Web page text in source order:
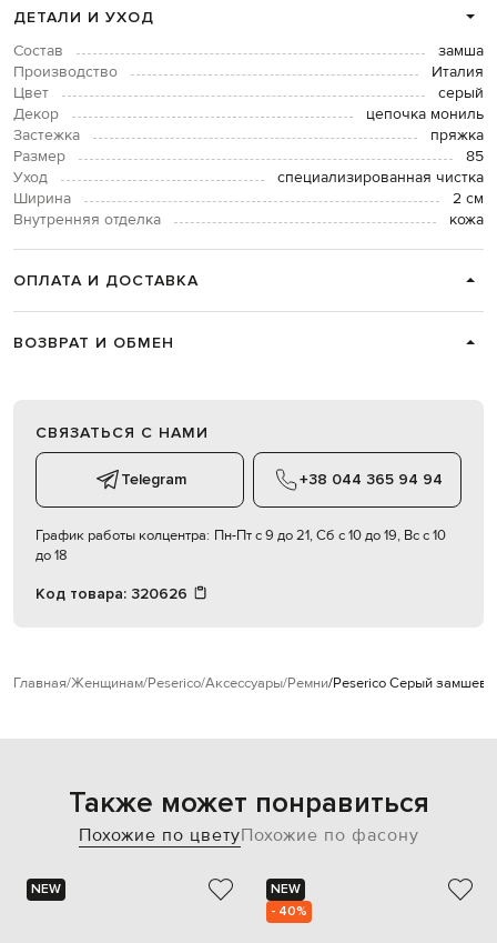
ДЕТАЛИ И УХОД
Состав
замша
Производство
Италия
Цвет
серый
Декор
цепочка мониль
Застежка
пряжка
Размер
85
Уход
специализированная чистка
Ширина
2 см
Внутренняя отделка
кожа
ОПЛАТА И ДОСТАВКА
ВОЗВРАТ И ОБМЕН
СВЯЗАТЬСЯ С НАМИ
Telegram +38 044 365 94 94
График работы колцентра: Пн-Пт с 9 до 21, Сб с 10 до 19, Вс с 10
до 18
Код товара: 320626
Главная Женщинам Peserico Аксессуары Ремни Peserico Серый
Также может понравиться
Похожие по цветуПохожие по фасону
NEW
NEW
- 40%